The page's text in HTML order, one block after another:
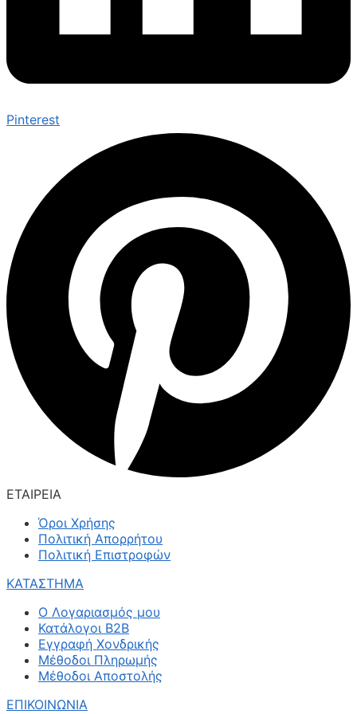
Pinterest
ΕΤΑΙΡΕΙΑ
Όροι Χρήσης
Πολιτική Απορρήτου
Πολιτική Επιστροφών
ΚΑΤΑΣΤΗΜΑ
Ο Λογαριασμός μου
Κατάλογοι B2B
Εγγραφή Χονδρικής
Μέθοδοι Πληρωμής
Μέθοδοι Αποστολής
ΕΠΙΚΟΙΝΩΝΙΑ